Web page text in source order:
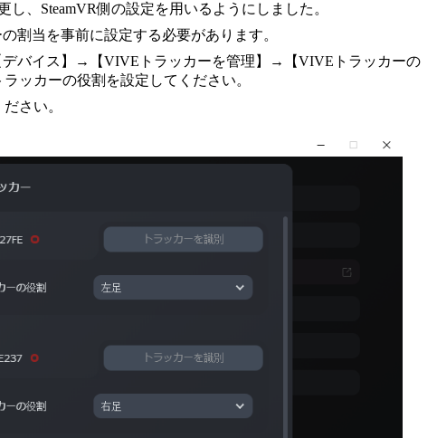
し、SteamVR側の設定を用いるようにしました。
割当を事前に設定する必要があります。
デバイス】→【VIVEトラッカーを管理】→【VIVEトラッカーの
ッカーの役割を設定してください。
さい。